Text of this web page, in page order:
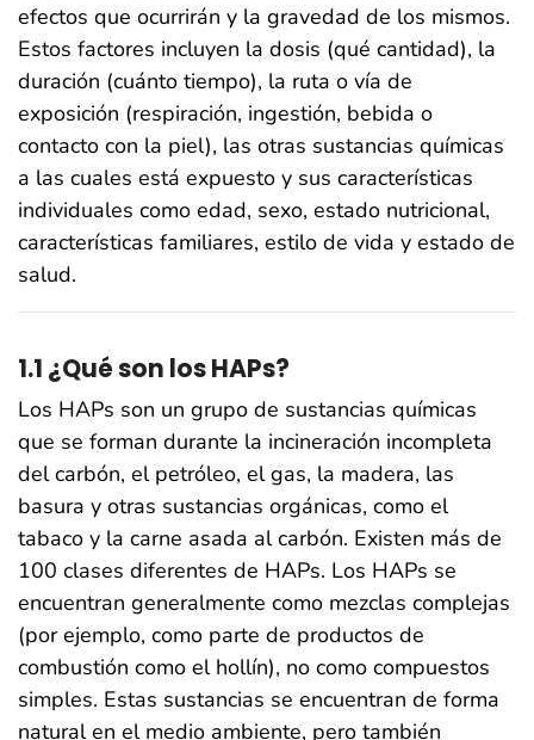
efectos que ocurrirán y la gravedad de los mismos.
Estos factores incluyen la dosis (qué cantidad), la
duración (cuánto tiempo), la ruta o vía de
exposición (respiración, ingestión, bebida o
contacto con la piel), las otras sustancias químicas
a las cuales está expuesto y sus características
individuales como edad, sexo, estado nutricional,
características familiares, estilo de vida y estado de
salud.
1.1 ¿Qué son los HAPs?
Los HAPs son un grupo de sustancias químicas
que se forman durante la incineración incompleta
del carbón, el petróleo, el gas, la madera, las
basura y otras sustancias orgánicas, como el
tabaco y la carne asada al carbón. Existen más de
100 clases diferentes de HAPs. Los HAPs se
encuentran generalmente como mezclas complejas
(por ejemplo, como parte de productos de
combustión como el hollín), no como compuestos
simples. Estas sustancias se encuentran de forma
natural en el medio ambiente, pero también